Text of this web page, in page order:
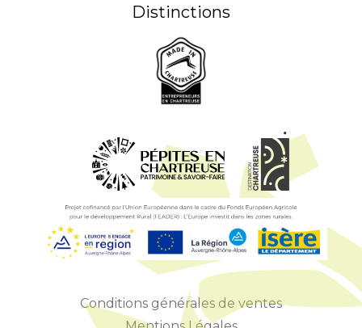
Distinctions
Conditions générales de ventes